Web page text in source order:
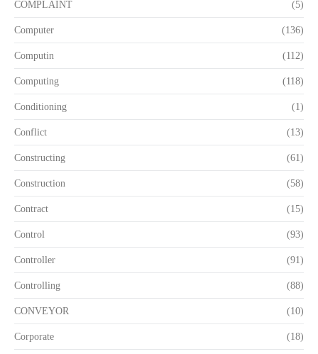
COMPLAINT (5)
Computer (136)
Computin (112)
Computing (118)
Conditioning (1)
Conflict (13)
Constructing (61)
Construction (58)
Contract (15)
Control (93)
Controller (91)
Controlling (88)
CONVEYOR (10)
Corporate (18)